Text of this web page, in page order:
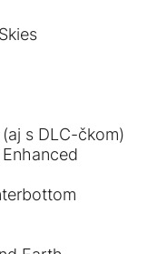
s DLC-čkom)